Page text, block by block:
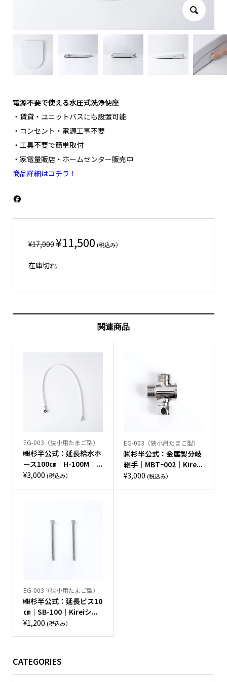
電源不要で使える水圧式洗浄便座
・賃貸・ユニットバスにも設置可能
・コンセント・電源工事不要
・工具不要で簡単取付
・家電量販店・ホームセンター販売中
商品詳細はコチラ！
¥17,000
元
価
は
¥11,500
在
格
¥11,500
す。
(税込み）
在庫切れ
関連商品
EG-003（狭小用たまご型）
㈱杉半公式：延長給水ホ
ース100㎝｜H-100M｜...
¥3,000 (税込み）
EG-003（狭小用たまご型）
㈱杉半公式：金属製分岐
継手｜MBTｰ002｜Kire...
¥3,000 (税込み）
EG-003（狭小用たまご型）
㈱杉半公式：延長ビス10
㎝｜SB-100｜Kireiシ...
¥1,200 (税込み）
CATEGORIES